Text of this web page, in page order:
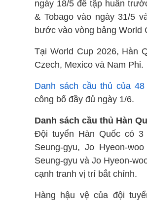
ngày 18/5 để tập huấn
& Tobago vào ngày 31/5
bước vào vòng bảng World
Tại World Cup 2026, Hàn
Czech, Mexico và Nam Phi.
Danh sách cầu thủ của
công bố đầy đủ ngày 1/6.
Danh sách cầu thủ Hàn
Đội tuyển Hàn Quốc có
Seung-gyu, Jo Hyeon-
Seung-gyu và Jo Hyeon-
cạnh tranh vị trí bắt chính.
Hàng hậu vệ của đội